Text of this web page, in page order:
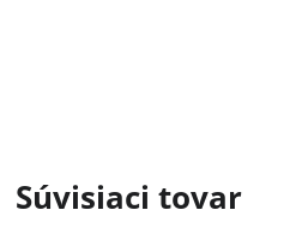
Súvisiaci tovar